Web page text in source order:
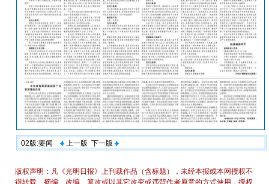
02版:要闻 上一版 下一版